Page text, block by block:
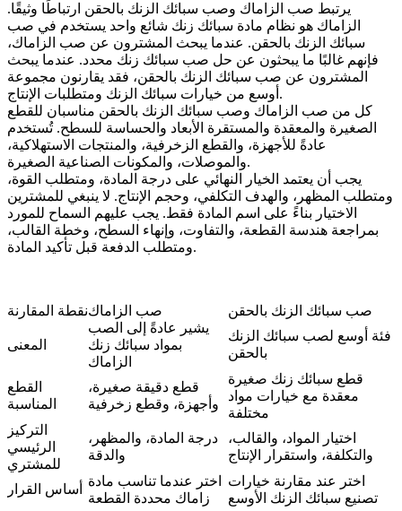
يرتبط صب الزاماك وصب سبائك الزنك بالحقن ارتباطًا وثيقًا.
الزاماك هو نظام مادة سبائك زنك شائع واحد يستخدم في صب
سبائك الزنك بالحقن. عندما يبحث المشترون عن صب الزاماك،
فإنهم غالبًا ما يبحثون عن حل صب سبائك زنك محدد. عندما يبحث
المشترون عن صب سبائك الزنك بالحقن، فقد يقارنون مجموعة
أوسع من خيارات سبائك الزنك ومتطلبات الإنتاج.
كل من صب الزاماك وصب سبائك الزنك بالحقن مناسبان للقطع
الصغيرة والمعقدة والمستقرة الأبعاد والحساسة للسطح. تُستخدم
عادةً للأجهزة، والقطع الزخرفية، والمنتجات الاستهلاكية،
والموصلات، والمكونات الصناعية الصغيرة.
يجب أن يعتمد الخيار النهائي على درجة المادة، ومتطلب القوة،
ومتطلب المظهر، والهدف التكلفي، وحجم الإنتاج. لا ينبغي للمشترين
الاختيار بناءً على اسم المادة فقط. يجب عليهم السماح للمورد
بمراجعة هندسة القطعة، والتفاوت، وإنهاء السطح، وخطة القالب،
ومتطلب الدفعة قبل تأكيد المادة.
نقطة المقارنةصب الزاماك صب سبائك الزنك بالحقن
المعنى
يشير عادةً إلى الصب
بمواد سبائك زنك
الزاماك
فئة أوسع لصب سبائك الزنك
بالحقن
القطع
المناسبة
قطع دقيقة صغيرة،
وأجهزة، وقطع زخرفية
قطع سبائك زنك صغيرة
معقدة مع خيارات مواد
مختلفة
التركيز
الرئيسي
للمشتري
درجة المادة، والمظهر،
والدقة
اختيار المواد، والقالب،
والتكلفة، واستقرار الإنتاج
أساس القرار
اختر عندما تناسب مادة
زاماك محددة القطعة
اختر عند مقارنة خيارات
تصنيع سبائك الزنك الأوسع